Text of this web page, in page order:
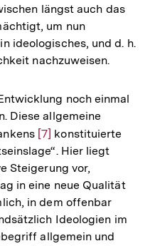
längst auch das
um nun
ideologisches, und d. h.
nachzuweisen.
noch einmal
Diese allgemeine
Zur
Auflösung
der
Fußnote
[7] konstituierte
Hier liegt
Steigerung vor,
in eine neue Qualität
in dem offenbar
Ideologien im
allgemein und